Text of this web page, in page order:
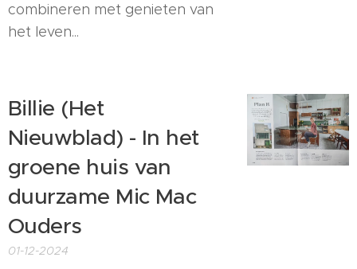
combineren met genieten van
het leven...
Billie (Het
Nieuwblad) - In het
groene huis van
duurzame Mic Mac
Ouders
01-12-2024